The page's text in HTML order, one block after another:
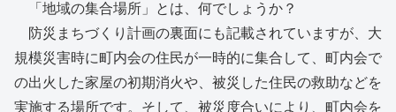
「地域の集合場所」とは、何でしょうか？
防災まちづくり計画の裏面にも記載されていますが、大
規模災害時に町内会の住民が一時的に集合して、町内会で
の出火した家屋の初期消火や、被災した住民の救助などを
実施する場所です。そして、被災度合いにより、町内会を